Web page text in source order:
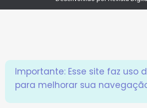
Importante: Esse site faz uso
para melhorar sua